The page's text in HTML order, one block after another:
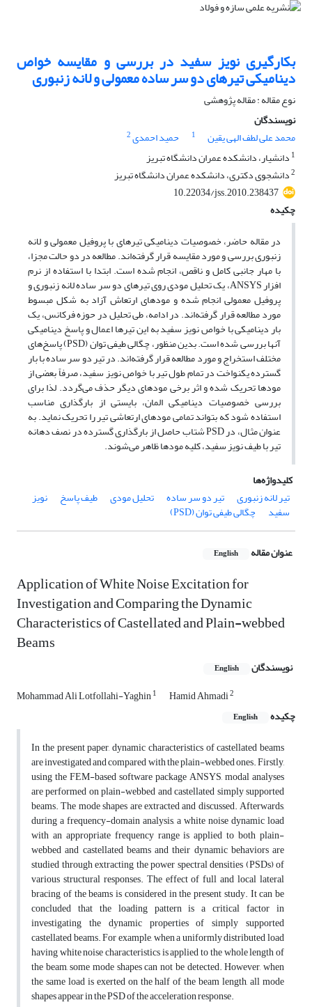
بکارگیری نویز سفید در بررسی و مقایسه خواص
دینامیکی تیرهای دو سر ساده معمولی و لانه زنبوری
نوع مقاله : مقاله پژوهشی
نویسندگان
محمد علی لطف الهی یقین
1 حمید احمدی2
1 دانشیار، دانشکده عمران دانشگاه تبریز
2دانشجوی دکتری، دانشکده عمران دانشگاه تبریز
10.22034/jss.2010.238437
چکیده
در مقاله حاضر، خصوصیات دینامیکی تیرهای با پروفیل معمولی و لانه
زنبوری بررسی و مورد مقایسه قرار گرفته‌اند. مطالعه در دو حالت مجزا،
با مهار جانبی کامل و ناقص، انجام شده است. ابتدا با استفاده از نرم
افزار ANSYS، یک تحلیل مودی روی تیرهای دو سر ساده لانه زنبوری و
پروفیل معمولی انجام شده و مودهای ارتعاش آزاد به شکل مبسوط
مورد مطالعه قرار گرفته‌اند. در ادامه، طی تحلیل در حوزه فرکانس، یک
بار دینامیکی با خواص نویز سفید به این تیرها اعمال و پاسخ دینامیکی
آنها بررسی شده است. بدین منظور، چگالی طیفی توان (PSD) پاسخ‌های
مختلف استخراج و مورد مطالعه قرار گرفته‌اند. در تیر دو سر ساده با بار
گسترده یکنواخت در تمام طول تیر با خواص نویز سفید، صرفاً بعضی از
مودها تحریک شده و اثر برخی مودهای دیگر حذف می‌گردد. لذا برای
بررسی خصوصیات دینامیکی المان، بایستی از بارگذاری مناسب
استفاده شود که بتواند تمامی مودهای ارتعاشی تیر را تحریک نماید. به
عنوان مثال، در PSD شتاب حاصل از بارگذاری گسترده در نصف دهانه
تیر با طیف نویز سفید، کلیه مودها ظاهر می‌شوند.
کلیدواژه‌ها
تیر لانه زنبوری
تیر دو سر ساده تحلیل مودی طیف پاسخ نویز
سفید چگالی طیفی توان (PSD)
عنوان مقاله English
Application of White Noise Excitation for
Investigation and Comparing the Dynamic
Characteristics of Castellated and Plain-webbed
Beams
نویسندگان English
Mohammad Ali Lotfollahi-Yaghin1 Hamid Ahmadi2
چکیده English
In the present paper, dynamic characteristics of castellated beams
are investigated and compared with the plain-webbed ones. Firstly,
using the FEM-based software package ANSYS, modal analyses
are performed on plain-webbed and castellated simply supported
beams. The mode shapes are extracted and discussed. Afterwards,
during a frequency-domain analysis, a white noise dynamic load
with an appropriate frequency range is applied to both plain-
webbed and castellated beams and their dynamic behaviors are
studied through extracting the power spectral densities (PSDs) of
various structural responses. The effect of full and local lateral
bracing of the beams is considered in the present study. It can be
concluded that the loading pattern is a critical factor in
investigating the dynamic properties of simply supported
castellated beams. For example, when a uniformly distributed load
having white noise characteristics is applied to the whole length of
the beam, some mode shapes can not be detected. However, when
the same load is exerted on the half of the beam length, all mode
shapes appear in the PSD of the acceleration response.